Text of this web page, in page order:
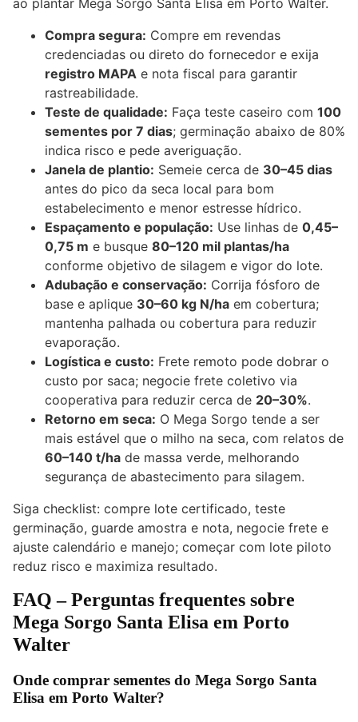
Compra segura: Compre em revendas
credenciadas ou direto do fornecedor e exija
registro MAPA e nota fiscal para garantir
rastreabilidade.
Teste de qualidade: Faça teste caseiro com 100
sementes por 7 dias; germinação abaixo de 80%
indica risco e pede averiguação.
Janela de plantio: Semeie cerca de 30–45 dias
antes do pico da seca local para bom
estabelecimento e menor estresse hídrico.
Espaçamento e população: Use linhas de 0,45–
0,75 m e busque 80–120 mil plantas/ha
conforme objetivo de silagem e vigor do lote.
Adubação e conservação: Corrija fósforo de
base e aplique 30–60 kg N/ha em cobertura;
mantenha palhada ou cobertura para reduzir
evaporação.
Logística e custo: Frete remoto pode dobrar o
custo por saca; negocie frete coletivo via
cooperativa para reduzir cerca de 20–30%.
Retorno em seca: O Mega Sorgo tende a ser
mais estável que o milho na seca, com relatos de
60–140 t/ha de massa verde, melhorando
segurança de abastecimento para silagem.
Siga checklist: compre lote certificado, teste
germinação, guarde amostra e nota, negocie frete e
ajuste calendário e manejo; começar com lote piloto
reduz risco e maximiza resultado.
FAQ – Perguntas frequentes sobre
Mega Sorgo Santa Elisa em Porto
Walter
Onde comprar sementes do Mega Sorgo Santa
Elisa em Porto Walter?